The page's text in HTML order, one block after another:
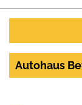
Autohaus